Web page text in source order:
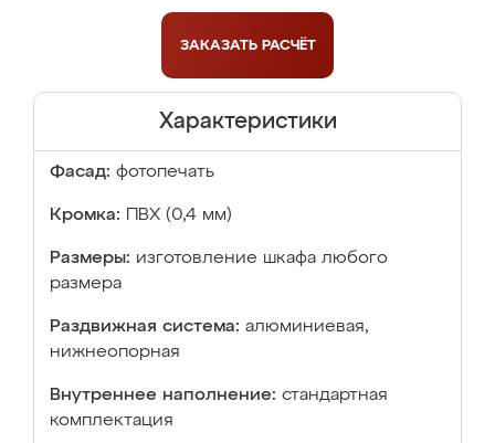
ЗАКАЗАТЬ РАСЧЁТ
Характеристики
Фасад: фотопечать
Кромка: ПВХ (0,4 мм)
Размеры: изготовление шкафа любого
размера
Раздвижная система: алюминиевая,
нижнеопорная
Внутреннее наполнение: стандартная
комплектация